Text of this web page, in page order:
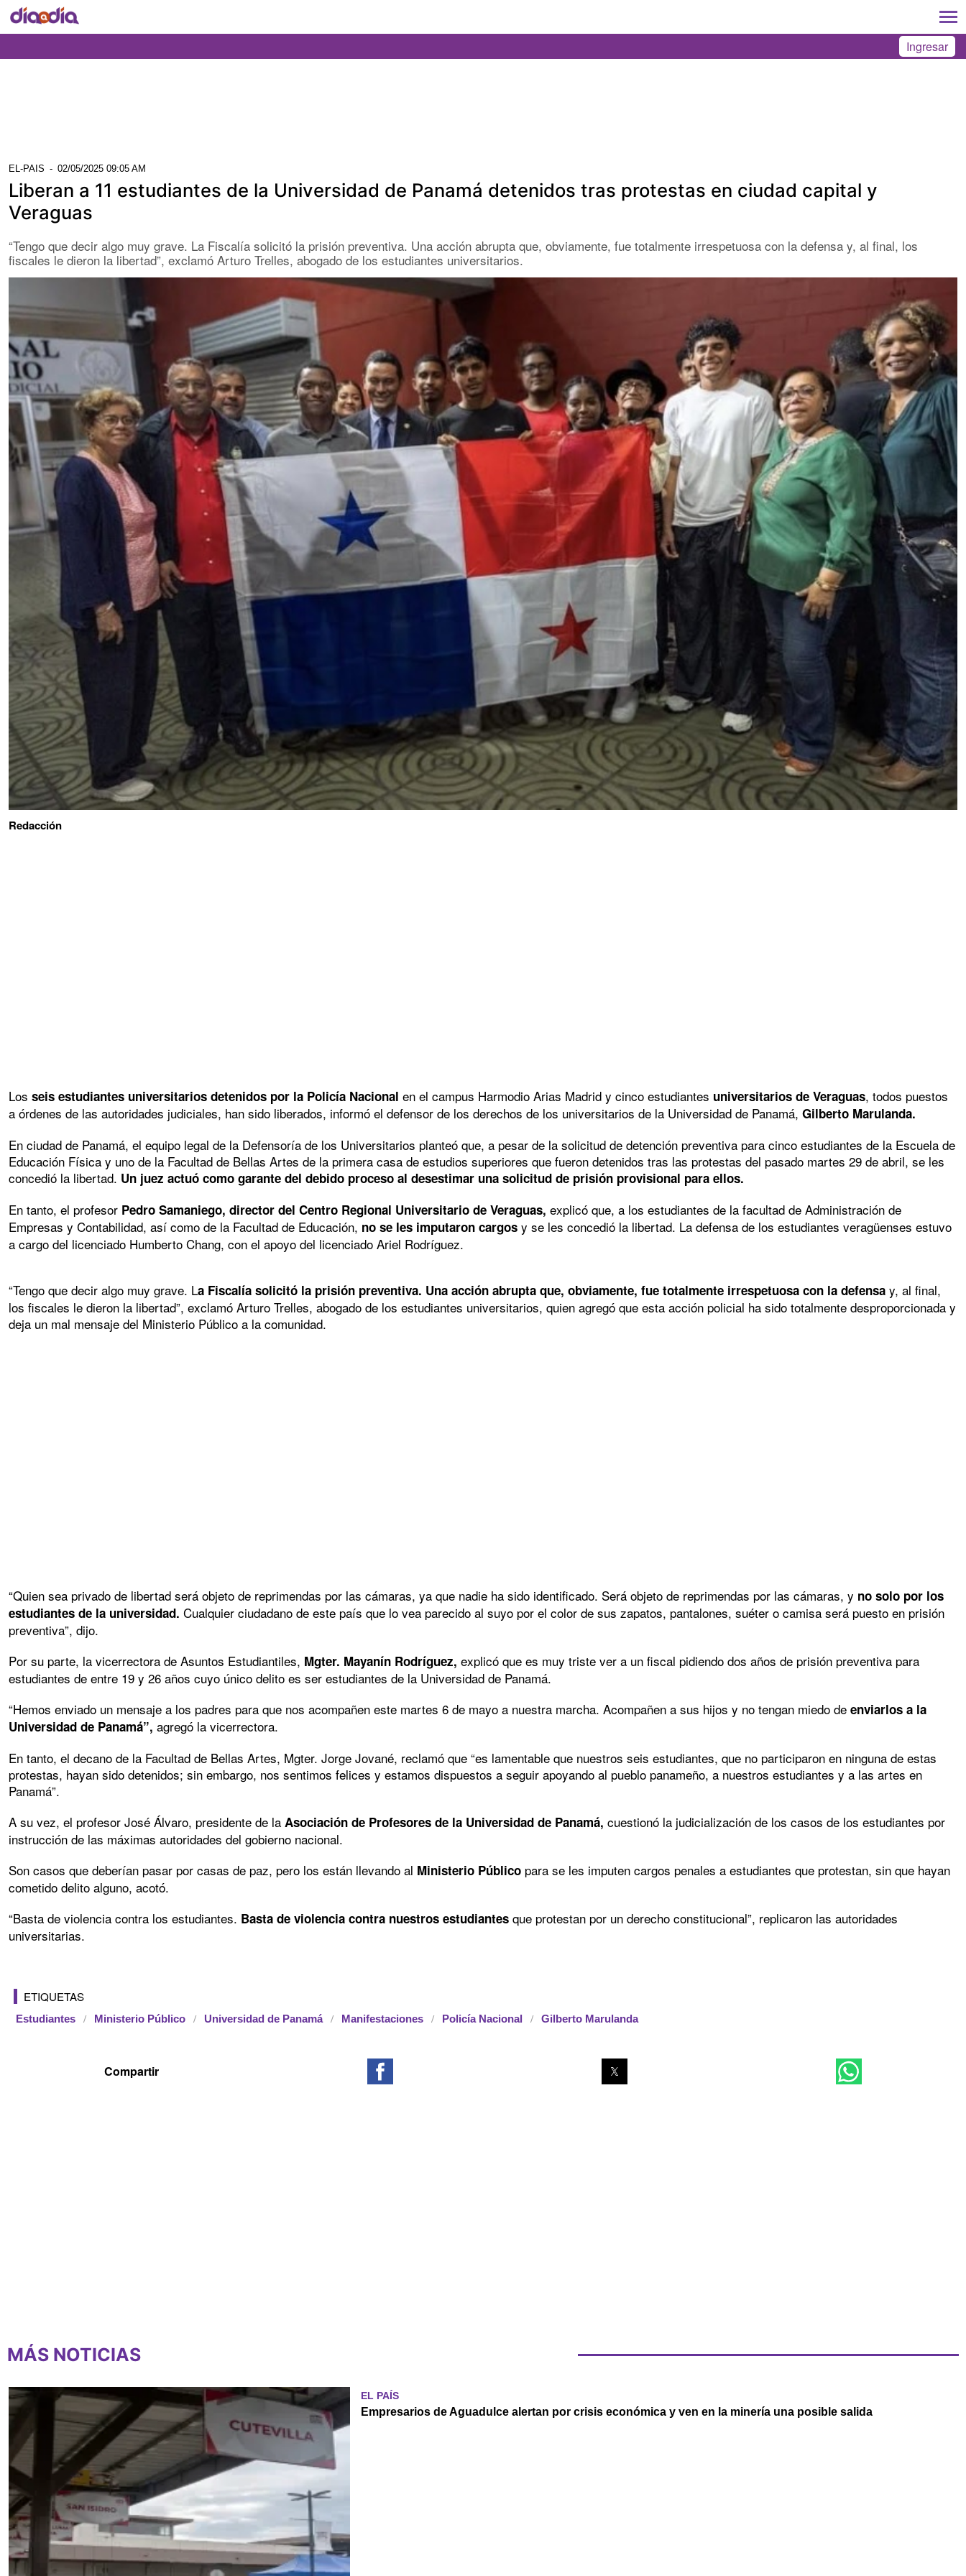
Ingresar
EL-PAIS - 02/05/2025 09:05 AM
Liberan a 11 estudiantes de la Universidad de Panamá detenidos tras protestas en ciudad capital y
Veraguas
“Tengo que decir algo muy grave. La Fiscalía solicitó la prisión preventiva. Una acción abrupta que, obviamente, fue totalmente irrespetuosa con la defensa y, al final, los
fiscales le dieron la libertad”, exclamó Arturo Trelles, abogado de los estudiantes universitarios.
Redacción
Los seis estudiantes universitarios detenidos por la Policía Nacional en el campus Harmodio Arias Madrid y cinco estudiantes universitarios de Veraguas, todos puestos
a órdenes de las autoridades judiciales, han sido liberados, informó el defensor de los derechos de los universitarios de la Universidad de Panamá, Gilberto Marulanda.
En ciudad de Panamá, el equipo legal de la Defensoría de los Universitarios planteó que, a pesar de la solicitud de detención preventiva para cinco estudiantes de la Escuela de
Educación Física y uno de la Facultad de Bellas Artes de la primera casa de estudios superiores que fueron detenidos tras las protestas del pasado martes 29 de abril, se les
concedió la libertad. Un juez actuó como garante del debido proceso al desestimar una solicitud de prisión provisional para ellos.
En tanto, el profesor Pedro Samaniego, director del Centro Regional Universitario de Veraguas, explicó que, a los estudiantes de la facultad de Administración de
Empresas y Contabilidad, así como de la Facultad de Educación, no se les imputaron cargos y se les concedió la libertad. La defensa de los estudiantes veragüenses estuvo
a cargo del licenciado Humberto Chang, con el apoyo del licenciado Ariel Rodríguez.
“Tengo que decir algo muy grave. La Fiscalía solicitó la prisión preventiva. Una acción abrupta que, obviamente, fue totalmente irrespetuosa con la defensa y, al final,
los fiscales le dieron la libertad”, exclamó Arturo Trelles, abogado de los estudiantes universitarios, quien agregó que esta acción policial ha sido totalmente desproporcionada y
deja un mal mensaje del Ministerio Público a la comunidad.
“Quien sea privado de libertad será objeto de reprimendas por las cámaras, ya que nadie ha sido identificado. Será objeto de reprimendas por las cámaras, y no solo por los
estudiantes de la universidad. Cualquier ciudadano de este país que lo vea parecido al suyo por el color de sus zapatos, pantalones, suéter o camisa será puesto en prisión
preventiva”, dijo.
Por su parte, la vicerrectora de Asuntos Estudiantiles, Mgter. Mayanín Rodríguez, explicó que es muy triste ver a un fiscal pidiendo dos años de prisión preventiva para
estudiantes de entre 19 y 26 años cuyo único delito es ser estudiantes de la Universidad de Panamá.
“Hemos enviado un mensaje a los padres para que nos acompañen este martes 6 de mayo a nuestra marcha. Acompañen a sus hijos y no tengan miedo de enviarlos a la
Universidad de Panamá”, agregó la vicerrectora.
En tanto, el decano de la Facultad de Bellas Artes, Mgter. Jorge Jované, reclamó que “es lamentable que nuestros seis estudiantes, que no participaron en ninguna de estas
protestas, hayan sido detenidos; sin embargo, nos sentimos felices y estamos dispuestos a seguir apoyando al pueblo panameño, a nuestros estudiantes y a las artes en
Panamá”.
A su vez, el profesor José Álvaro, presidente de la Asociación de Profesores de la Universidad de Panamá, cuestionó la judicialización de los casos de los estudiantes por
instrucción de las máximas autoridades del gobierno nacional.
Son casos que deberían pasar por casas de paz, pero los están llevando al Ministerio Público para se les imputen cargos penales a estudiantes que protestan, sin que hayan
cometido delito alguno, acotó.
“Basta de violencia contra los estudiantes. Basta de violencia contra nuestros estudiantes que protestan por un derecho constitucional”, replicaron las autoridades
universitarias.
ETIQUETAS
Estudiantes Ministerio Público Universidad de Panamá Manifestaciones Policía Nacional Gilberto Marulanda
MÁS NOTICIAS
EL PAÍS
Empresarios de Aguadulce alertan por crisis económica y ven en la minería una posible salida